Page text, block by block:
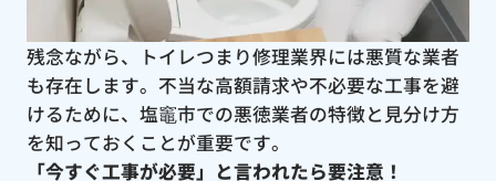
残念ながら、トイレつまり修理業界には悪質な業者
も存在します。不当な高額請求や不必要な工事を避
けるために、塩竈市での悪徳業者の特徴と見分け方
を知っておくことが重要です。
「今すぐ工事が必要」と言われたら要注意！